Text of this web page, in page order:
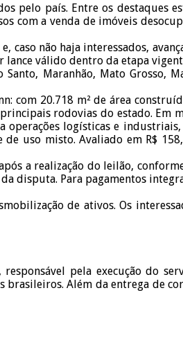
pelo país. Entre os destaques
com a venda de imóveis
não haja interessados,
válido dentro da etapa
Maranhão, Mato Grosso,
com 20.718 m² de área
rodovias do estado. Em
logísticas e
uso misto. Avaliado em R$
a realização do leilão,
disputa. Para pagamentos
de ativos. Os
responsável pela execução do
Além da entrega de